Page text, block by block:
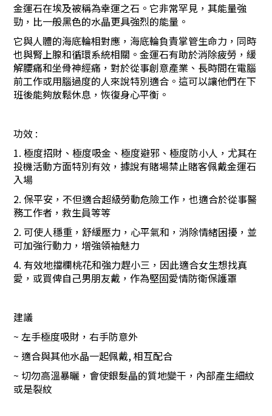
金運石在埃及被稱為幸運之石。它非常罕見，其能量強
勁，比一般黑色的水晶更具強烈的能量。
它與人體的海底輪相對應，海底輪負責掌管生命力，同時
也與腎上腺和循環系統相關。金運石有助於消除疲勞，緩
解腰痛和坐骨神經痛，對於從事創意產業、長時間在電腦
前工作或用腦過度的人來說特別適合。這可以讓他們在下
班後能夠放鬆休息，恢復身心平衡。
功效 :
1. 極度招財、極度吸金、極度避邪、極度防小人 ，尤其在
投機活動方面特別有效，據說有賭場禁止賭客佩戴金運石
入場
2. 保平安，不但適合超級勞動危險工作，也適合於從事醫
務工作者，救生員等等
2. 可使人穩重，舒緩壓力，心平氣和，消除情緒困擾，並
可加強行動力，增強領袖魅力
4. 有效地擋欄桃花和強力趕小三，因此適合女生想找真
愛，或買俾自己男朋友戴，作為堅固愛情防衛保護罩
建議
~ 左手極度吸財，右手防意外
~ 適合與其他水晶一起佩戴,相互配合
~ 切勿高溫暴曬，會使銀髮晶的質地變干，內部產生細紋
或是裂紋